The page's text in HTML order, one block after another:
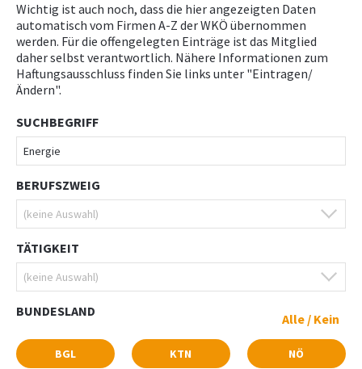
Wichtig ist auch noch, dass die hier angezeigten Daten
automatisch vom Firmen A-Z der WKÖ übernommen
werden. Für die offengelegten Einträge ist das Mitglied
daher selbst verantwortlich. Nähere Informationen zum
Haftungsausschluss finden Sie links unter "Eintragen/
Ändern".
SUCHBEGRIFF
BERUFSZWEIG
TÄTIGKEIT
BUNDESLAND
BGL KTN NÖ
Alle / Kein